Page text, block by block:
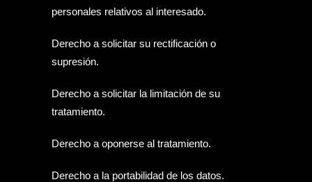
personales relativos al interesado.
Derecho a solicitar su rectificación o
supresión.
Derecho a solicitar la limitación de su
tratamiento.
Derecho a oponerse al tratamiento.
Derecho a la portabilidad de los datos.